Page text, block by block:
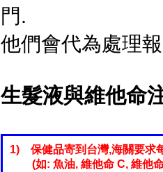
門.
他們會代為處理
生髮液與維他命
1) 保健品寄到台灣,海關要求
(如: 魚油, 維他命 C, 維他命